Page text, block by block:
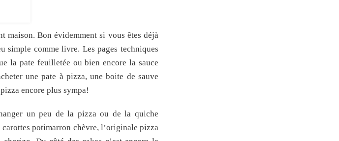
maison. Bon évidemment si vous êtes déjà
simple comme livre. Les pages techniques
la pate feuilletée ou bien encore la sauce
une pate à pizza, une boite de sauve
encore plus sympa!
un peu de la pizza ou de la quiche
potimarron chèvre, l’originale pizza